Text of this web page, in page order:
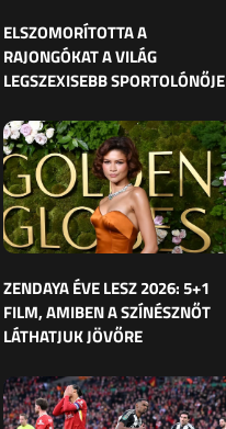
ELSZOMORÍTOTTA A
RAJONGÓKAT A VILÁG
LEGSZEXISEBB SPORTOLÓNŐJE
ZENDAYA ÉVE LESZ 2026: 5+1
FILM, AMIBEN A SZÍNÉSZNŐT
LÁTHATJUK JÖVŐRE